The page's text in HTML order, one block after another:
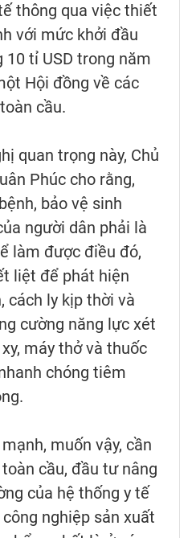
thông qua việc thiết
với mức khởi đầu
tỉ USD trong năm
Hội đồng về các
cầu.
quan trọng này, Chủ
Phúc cho rằng,
bảo vệ sinh
người dân phải là
làm được điều đó,
liệt để phát hiện
cách ly kịp thời và
cường năng lực xét
máy thở và thuốc
chóng tiêm
muốn vậy, cần
cầu, đầu tư nâng
của hệ thống y tế
nghiệp sản xuất